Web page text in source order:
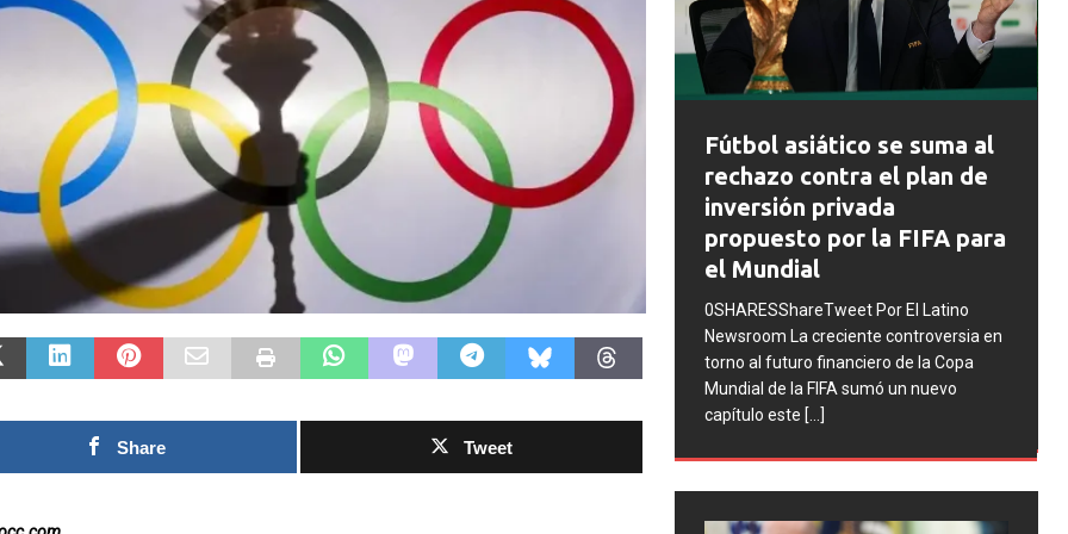
Share Tweet
Las Islas Malvinas y el
deporte: una historia de
identidad, memoria y
pasión nacional
0SHARESShareTweet Por El Latino
Newsroom El deporte ha sido, a lo largo
de la historia, mucho más que una
competencia entre equipos o atletas. En
Fútbol asiático se suma al
rechazo contra el plan de
inversión privada
propuesto por la FIFA para
el Mundial
0SHARESShareTweet Por El Latino
Newsroom La creciente controversia en
torno al futuro financiero de la Copa
FIFA abre expedientes
disciplinarios contra
Argentina tras los
incidentes en la final del
Mundial 2026
0SHARESShareTweet Por El Latino
Newsroom La FIFA inició una serie de
procesos disciplinarios contra la
Asociación del Fútbol Argentino (AFA),
cuatro integrantes de la selección